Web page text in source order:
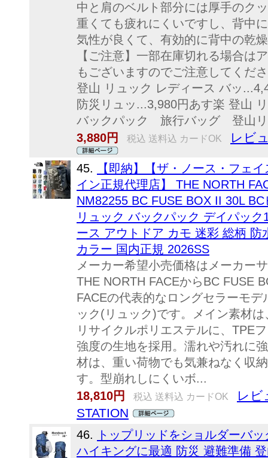
中と肩のベルト部分には厚手のク
重くても疲れにくいですし、背中
気性が良くて、有効的に背中の乾
【ご注意】一部在庫切れる場合は
もございますのでご注意してくだ
登山 リュック レディース バッ
防災リュッ...3,980円あす楽 登山
バックパック 旅行バッグ 登山リ
3,880円
税込 送料込 カードOK レビ
45.
【即納】【ザ・ノース・フェ
イン正規代理店】 THE NORTH
NM82255 BC FUSE BOX II 30L
リュック バックパック デイパッ
ース アウトドア カモ 迷彩 総柄
カラー 国内正規 2026SS
メーカー希望小売価格はメーカー
THE NORTH FACEからBC FUSE
FACEの代表的なロングセラーモ
ック(リュック)です。メイン素材
リサイクルポリエステルに、TPE
強度の生地を採用。濡れや汚れに
材は、重い荷物でも気兼ねなく収
す。型崩れしにくいボ...
18,810円
税込 送料込 カードOK
レビ
STATION
46.
トップリッドをショルダーバ
ハイキングに最適 防災 避難準備